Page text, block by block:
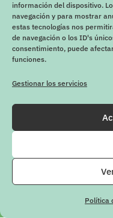
información del dispositivo.
navegación y para mostrar
estas tecnologías nos
de navegación o los ID's
consentimiento, puede
funciones.
Gestionar los servicios
Política
Firway ©